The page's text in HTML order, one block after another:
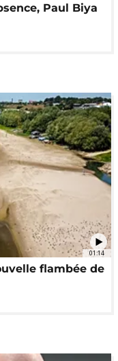
Paul Biya
01:14
flambée de